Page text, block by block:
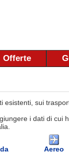
Offerte
esistenti, sui
i dati di cui
Aereo